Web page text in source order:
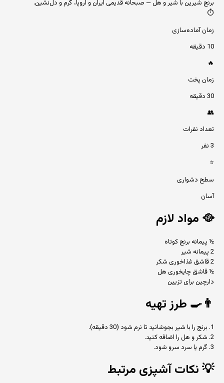
برنج شیرین با شیر و هل — صبحانه قدیمی ایران و اروپا، گرم و دل‌نشین.
⏱️
زمان آماده‌سازی
10 دقیقه
🔥
زمان پخت
30 دقیقه
👥
تعداد نفرات
3 نفر
⭐
سطح دشواری
آسان
🥘 مواد لازم
½ پیمانه برنج کوتاه
2 پیمانه شیر
2 قاشق غذاخوری شکر
½ قاشق چایخوری هل
دارچین برای تزیین
👨‍🍳 طرز تهیه
1. برنج را با شیر بجوشانید تا نرم شود (30 دقیقه).
2. شکر و هل را اضافه کنید.
3. گرم یا سرد سرو شود.
💡نکات آشپزی مرتبط